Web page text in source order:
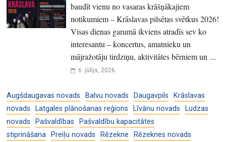
baudīt vienu no vasaras krāšņākajiem
notikumiem – Krāslavas pilsētas svētkus 2026!
Visas dienas garumā ikviens atradīs sev ko
interesantu – koncertus, amatnieku un
mājražotāju tirdziņu, aktivitātes bērniem un ...
6. jūlijs, 2026
Augšdaugavas novads Balvu novads Daugavpils
Krāslavas
novads
Latgales plānošanas reģions Līvānu novads
Ludzas
novads
Pašvaldības
Pašvaldību kapacitātes
stiprināšana
Preiļu novads Rēzekne Rēzeknes novads